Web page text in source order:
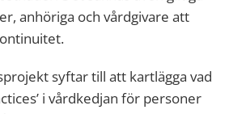
anhöriga och vårdgivare att
syftar till att kartlägga vad
i vårdkedjan för personer